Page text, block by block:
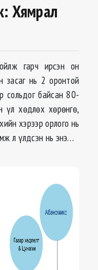
Хямрал
гарч ирсэн он
засаг нь 2 оронтой
сольдог байсан 80-
хѳдлѳх хѳрѳнгѳ,
хэрээр орлого нь
л үлдсэн нь энэ…